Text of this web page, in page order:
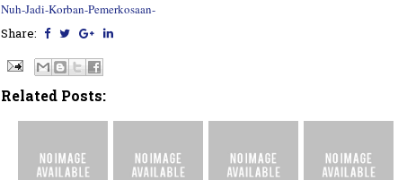
Nuh-Jadi-Korban-Pemerkosaan-
Share:
Related Posts: